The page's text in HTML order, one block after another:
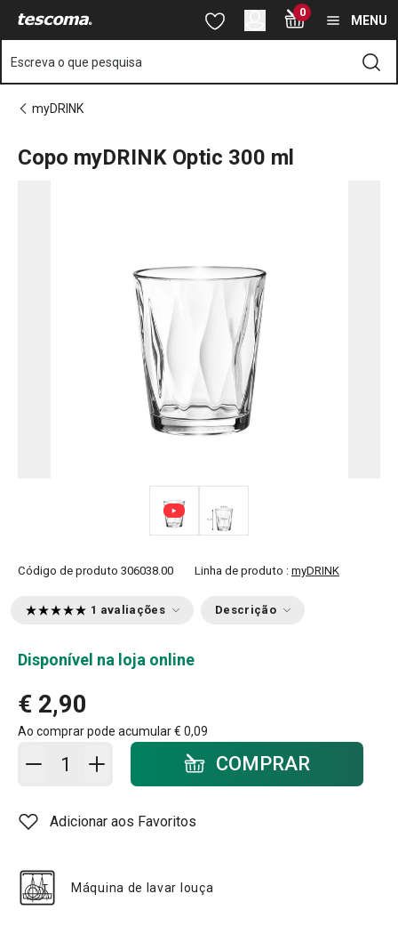
Está na página Copo myDRINK Optic 300 ml
Saltar para o conteúdo principal
Saltar para a pesquisa
Saltar para a navegação 0
MENU
Escreva o que pesquisa
myDRINK
Copo myDRINK Optic 300 ml
Código de produto 306038.00 Linha de produto : myDRINK
1 avaliações Descrição
Disponível na loja online
€ 2,90
Ao comprar pode acumular€ 0,09
Adicionar ao carrinho - quantidadeCOMPRAR
Adicionar aos Favoritos
Máquina de lavar louça